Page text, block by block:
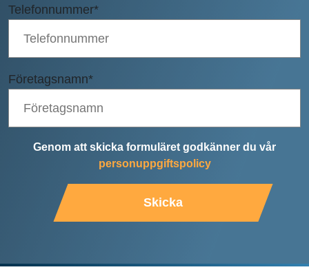
Telefonnummer*
Företagsnamn*
Genom att skicka formuläret godkänner du vår
personuppgiftspolicy
Skicka